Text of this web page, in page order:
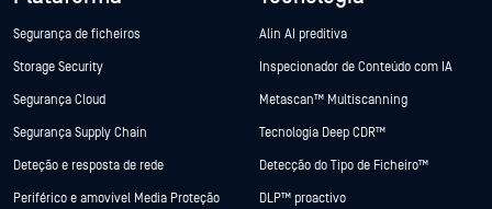
Segurança de ficheiros
Storage Security
Segurança Cloud
Segurança Supply Chain
Deteção e resposta de rede
Periférico e amovível Media Proteção
Alin AI preditiva
Inspecionador de Conteúdo com IA
Metascan™ Multiscanning
Tecnologia Deep CDR™
Detecção do Tipo de Ficheiro™
DLP™ proactivo